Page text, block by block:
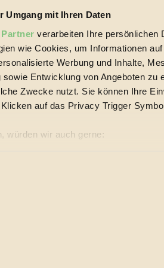
Umgang mit Ihren Daten
Partner verarbeiten Ihre persönlichen
wie Cookies, um Informationen
Werbung und Inhalte,
Entwicklung von Angeboten zu
Zwecke nutzt. Sie können Ihre
auf das Privacy Trigger
würden wir auch gerne:
Ihre geografische Lage erfassen,
aktives Scannen nach bestimmten